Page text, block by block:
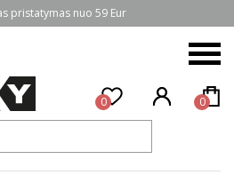
pristatymas nuo 59 Eur
0 0